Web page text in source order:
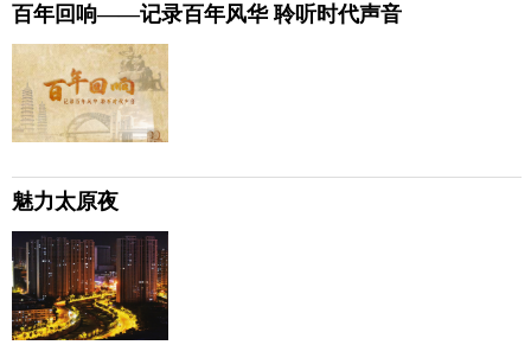
百年回响——记录百年风华 聆听时代声音
魅力太原夜